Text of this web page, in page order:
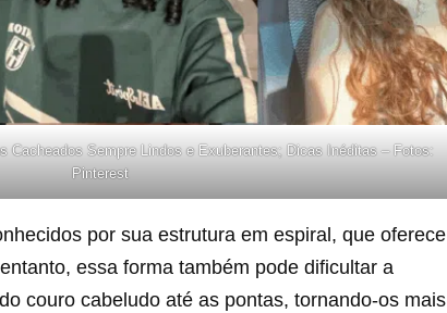
Cacheados Sempre Lindos e Exuberantes; Dicas Inéditas – Fotos:
Pinterest
por sua estrutura em espiral, que oferece
essa forma também pode dificultar a
couro cabeludo até as pontas, tornando-os mais